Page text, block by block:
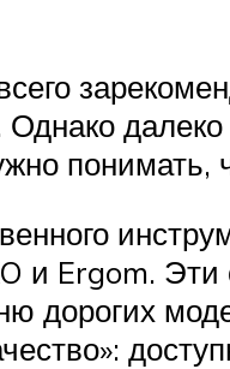
понимать,
и Ergom.
дорогих